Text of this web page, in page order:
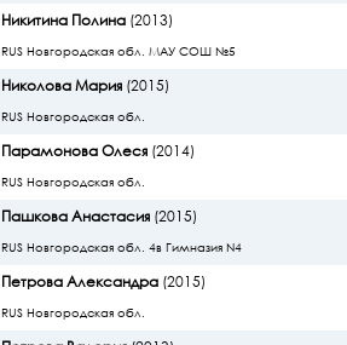
Никитина Полина(2013)
RUS Новгородская обл. МАУ СОШ №5
Николова Мария(2015)
RUS Новгородская обл.
Парамонова Олеся(2014)
RUS Новгородская обл.
Пашкова Анастасия(2015)
RUS Новгородская обл. 4в Гимназия N4
Петрова Александра(2015)
RUS Новгородская обл.